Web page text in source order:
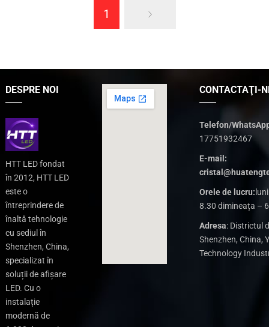
1
DESPRE NOI
HTT LED fondat
în 2012, HTT LED
este o
întreprindere de
înaltă tehnologie
cu sediul în
Shenzhen, China,
specializat în
soluții de afișare
LED. Cu o
instalație
modernă de
CONTACTAŢI-
Telefon/
17751932467
E-mail:
Orele de lucru:
8.30 dimineața –
Adresa: Districtul
Shenzhen, China,
Technology